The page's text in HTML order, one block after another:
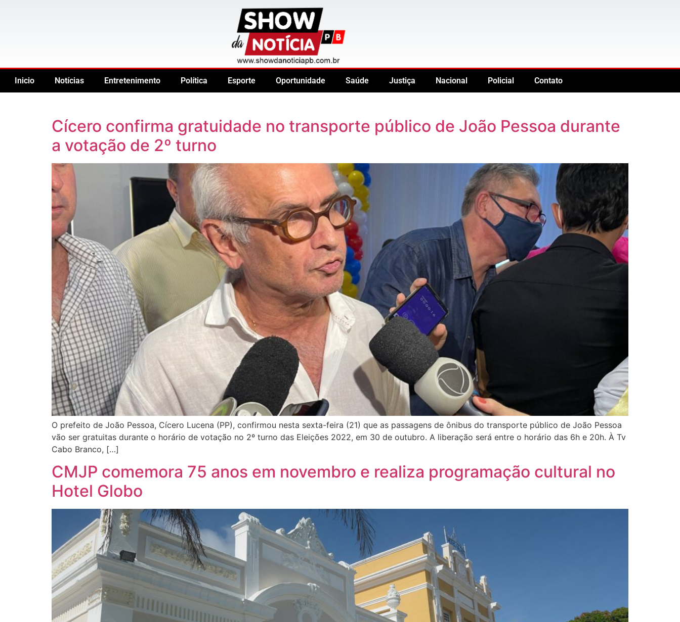
Inicio Notícias Entretenimento Política Esporte Oportunidade Saúde Justiça Nacional Policial Contato
Cícero confirma gratuidade no transporte público de João Pessoa durante
a votação de 2º turno
O prefeito de João Pessoa, Cícero Lucena (PP), confirmou nesta sexta-feira (21) que as passagens de ônibus do transporte público de João Pessoa
vão ser gratuitas durante o horário de votação no 2º turno das Eleições 2022, em 30 de outubro. A liberação será entre o horário das 6h e 20h. À Tv
Cabo Branco, […]
CMJP comemora 75 anos em novembro e realiza programação cultural no
Hotel Globo